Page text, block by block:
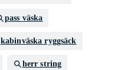
pass väska
kabinväska ryggsäck
herr string